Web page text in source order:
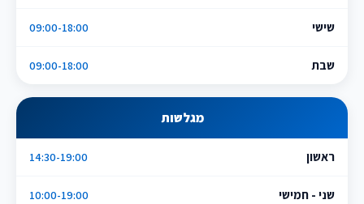
שישי 09:00-18:00
שבת 09:00-18:00
מגלשות
ראשון 14:30-19:00
שני - חמישי 10:00-19:00